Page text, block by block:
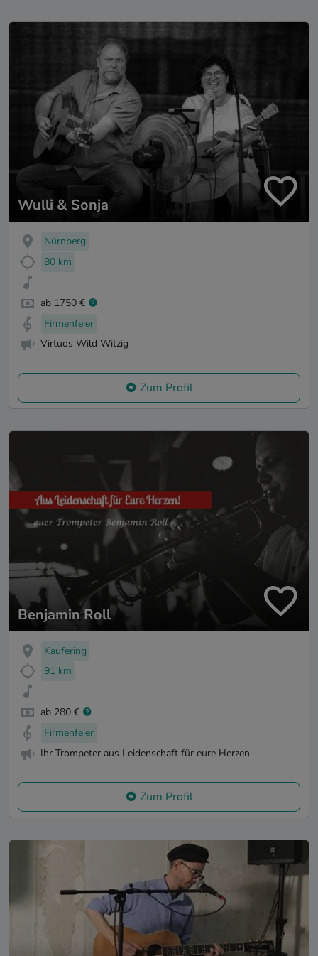
Wulli & Sonja
Nürnberg
80 km
ab 1750 €
Firmenfeier
Virtuos Wild Witzig
Zum Profil
Benjamin Roll
Kaufering
91 km
ab 280 €
Firmenfeier
Ihr Trompeter aus Leidenschaft für eure Herzen
Zum Profil